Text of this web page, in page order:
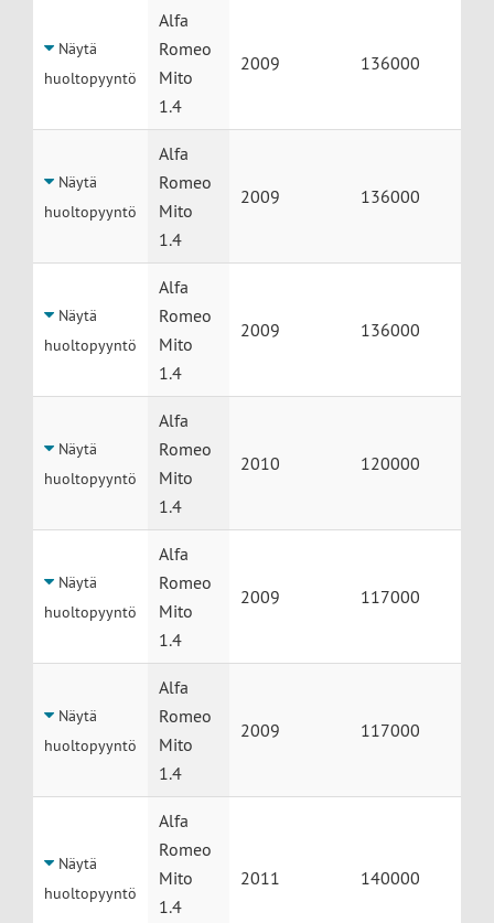
Näytä
huoltopyyntö
Alfa
Romeo
Mito
1.4
2009 136000
Näytä
huoltopyyntö
Alfa
Romeo
Mito
1.4
2009 136000
Näytä
huoltopyyntö
Alfa
Romeo
Mito
1.4
2009 136000
Näytä
huoltopyyntö
Alfa
Romeo
Mito
1.4
2010 120000
Näytä
huoltopyyntö
Alfa
Romeo
Mito
1.4
2009 117000
Näytä
huoltopyyntö
Alfa
Romeo
Mito
1.4
2009 117000
Näytä
huoltopyyntö
Alfa
Romeo
Mito
1.4
2011 140000